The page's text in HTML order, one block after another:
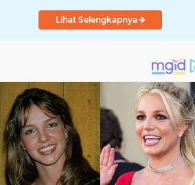
Lihat Selengkapnya